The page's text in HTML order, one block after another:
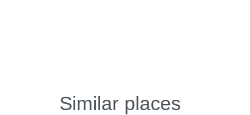
Similar places